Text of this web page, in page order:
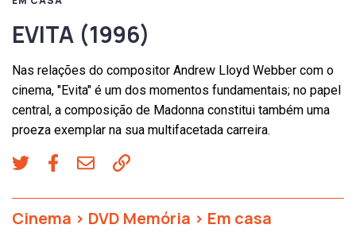
EVITA (1996)
Nas relações do compositor Andrew Lloyd Webber com o
cinema, "Evita" é um dos momentos fundamentais; no papel
central, a composição de Madonna constitui também uma
proeza exemplar na sua multifacetada carreira.
Cinema > DVD Memória > Em casa